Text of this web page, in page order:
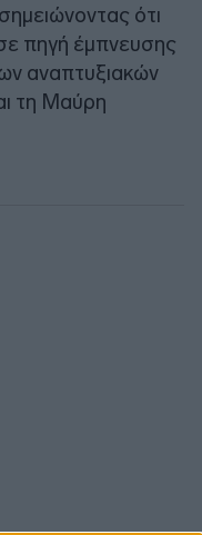
ότι
πηγή έμπνευσης
αναπτυξιακών
τη Μαύρη